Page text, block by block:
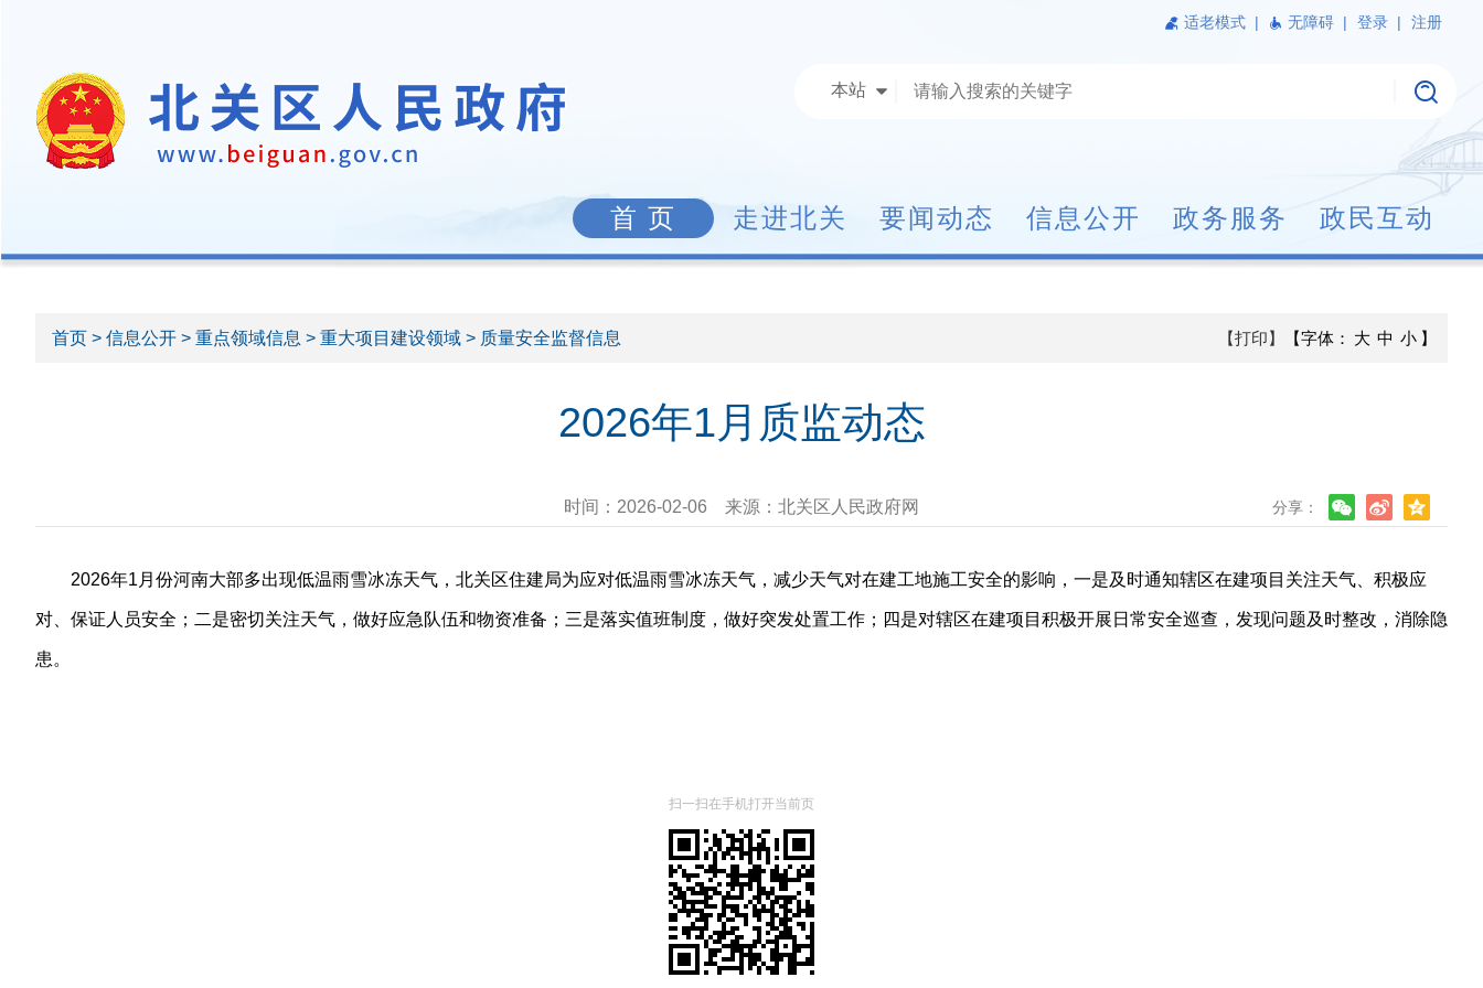
适老模式 | 无障碍 | 登录 | 注册
本站
首 页 走进北关 要闻动态 信息公开 政务服务 政民互动
首页 > 信息公开 > 重点领域信息 > 重大项目建设领域 > 质量安全监督信息 【打印】 【字体： 大 中 小 】
2026年1月质监动态
时间： 2026-02-06 来源： 北关区人民政府网 分享：
2026年1月份河南大部多出现低温雨雪冰冻天气，北关区住建局为应对低温雨雪冰冻天气，减少天气对在建工地施工安全的影响，一是及时通知辖区在建项目关注天气、积极应
对、保证人员安全；二是密切关注天气，做好应急队伍和物资准备；三是落实值班制度，做好突发处置工作；四是对辖区在建项目积极开展日常安全巡查，发现问题及时整改，消除隐
患。
扫一扫在手机打开当前页